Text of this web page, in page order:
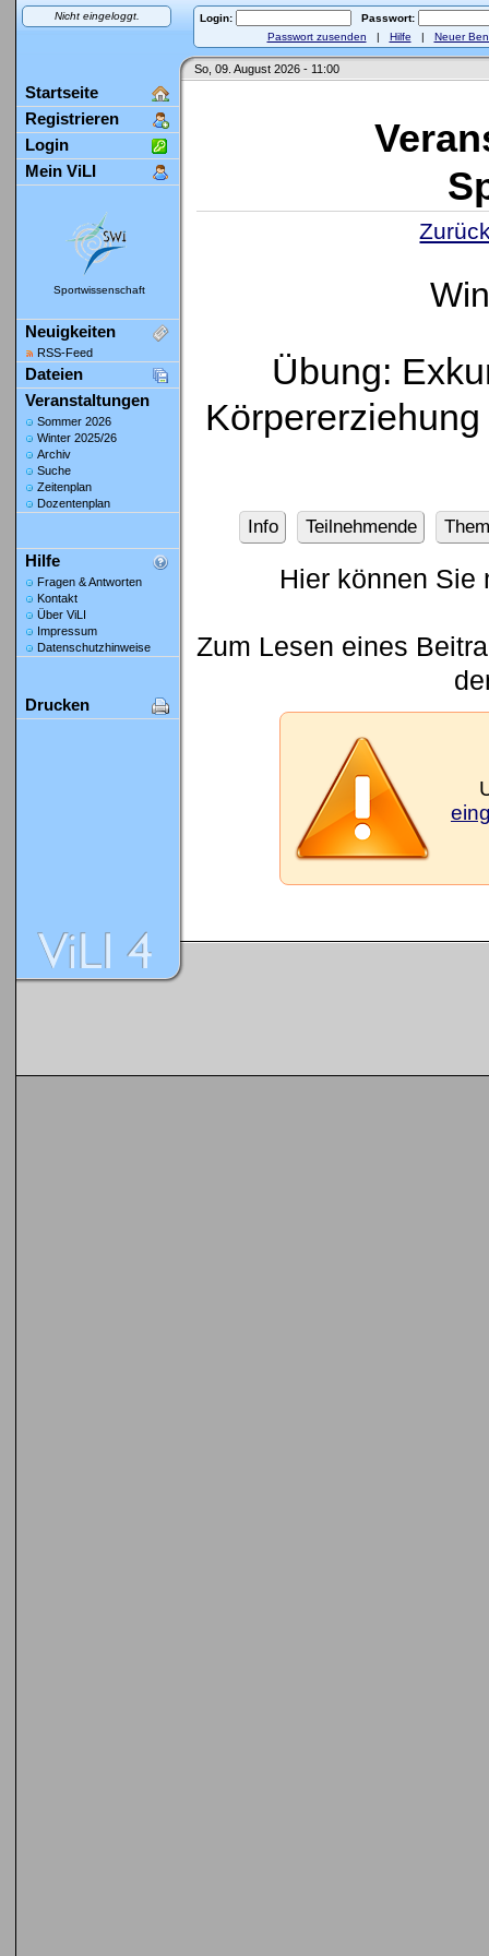
Nicht eingeloggt. Login:
Passwort:
Passwort zusenden | Hilfe | Neuer
So, 09. August 2026 - 11:00
Startseite
Registrieren
Login
Mein ViLI
Sportwissenschaft
Neuigkeiten
RSS-Feed
Dateien
Veranstaltungen
Sommer 2026
Winter 2025/26
Archiv
Suche
Zeitenplan
Dozentenplan
Hilfe
Fragen & Antworten
Kontakt
Über ViLI
Impressum
Datenschutzhinweise
Drucken
Übung:
Info Teilnehmende
Hier können Sie
Zum Lesen eines